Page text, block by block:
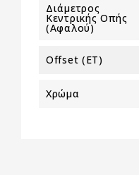
Διάμετρος
Κεντρικής Οπής
(αφαλού)
Offset (ET)
Χρώμα